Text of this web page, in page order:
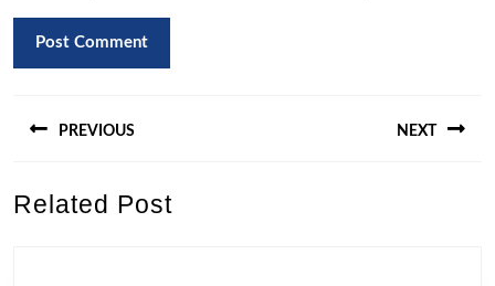
PREVIOUS
post:
NEXT
Related Post